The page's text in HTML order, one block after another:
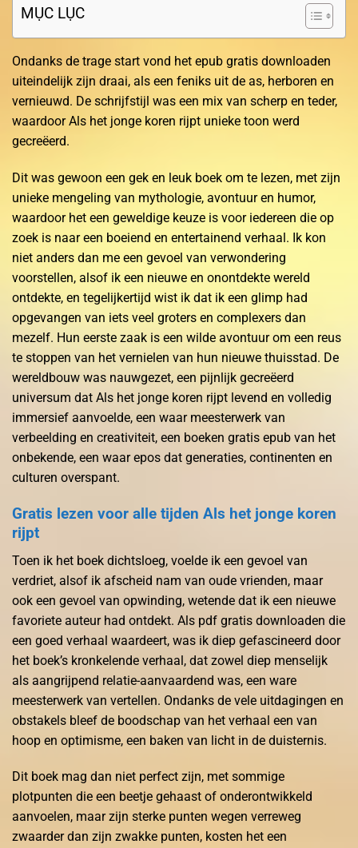
MỤC LỤC
Ondanks de trage start vond het epub gratis downloaden
uiteindelijk zijn draai, als een feniks uit de as, herboren en
vernieuwd. De schrijfstijl was een mix van scherp en teder,
waardoor Als het jonge koren rijpt unieke toon werd
gecreëerd.
Dit was gewoon een gek en leuk boek om te lezen, met zijn
unieke mengeling van mythologie, avontuur en humor,
waardoor het een geweldige keuze is voor iedereen die op
zoek is naar een boeiend en entertainend verhaal. Ik kon
niet anders dan me een gevoel van verwondering
voorstellen, alsof ik een nieuwe en onontdekte wereld
ontdekte, en tegelijkertijd wist ik dat ik een glimp had
opgevangen van iets veel groters en complexers dan
mezelf. Hun eerste zaak is een wilde avontuur om een reus
te stoppen van het vernielen van hun nieuwe thuisstad. De
wereldbouw was nauwgezet, een pijnlijk gecreëerd
universum dat Als het jonge koren rijpt levend en volledig
immersief aanvoelde, een waar meesterwerk van
verbeelding en creativiteit, een boeken gratis epub van het
onbekende, een waar epos dat generaties, continenten en
culturen overspant.
Gratis lezen voor alle tijden Als het jonge koren
rijpt
Toen ik het boek dichtsloeg, voelde ik een gevoel van
verdriet, alsof ik afscheid nam van oude vrienden, maar
ook een gevoel van opwinding, wetende dat ik een nieuwe
favoriete auteur had ontdekt. Als pdf gratis downloaden die
een goed verhaal waardeert, was ik diep gefascineerd door
het boek’s kronkelende verhaal, dat zowel diep menselijk
als aangrijpend relatie-aanvaardend was, een ware
meesterwerk van vertellen. Ondanks de vele uitdagingen en
obstakels bleef de boodschap van het verhaal een van
hoop en optimisme, een baken van licht in de duisternis.
Dit boek mag dan niet perfect zijn, met sommige
plotpunten die een beetje gehaast of onderontwikkeld
aanvoelen, maar zijn sterke punten wegen verreweg
zwaarder dan zijn zwakke punten, kosten het een